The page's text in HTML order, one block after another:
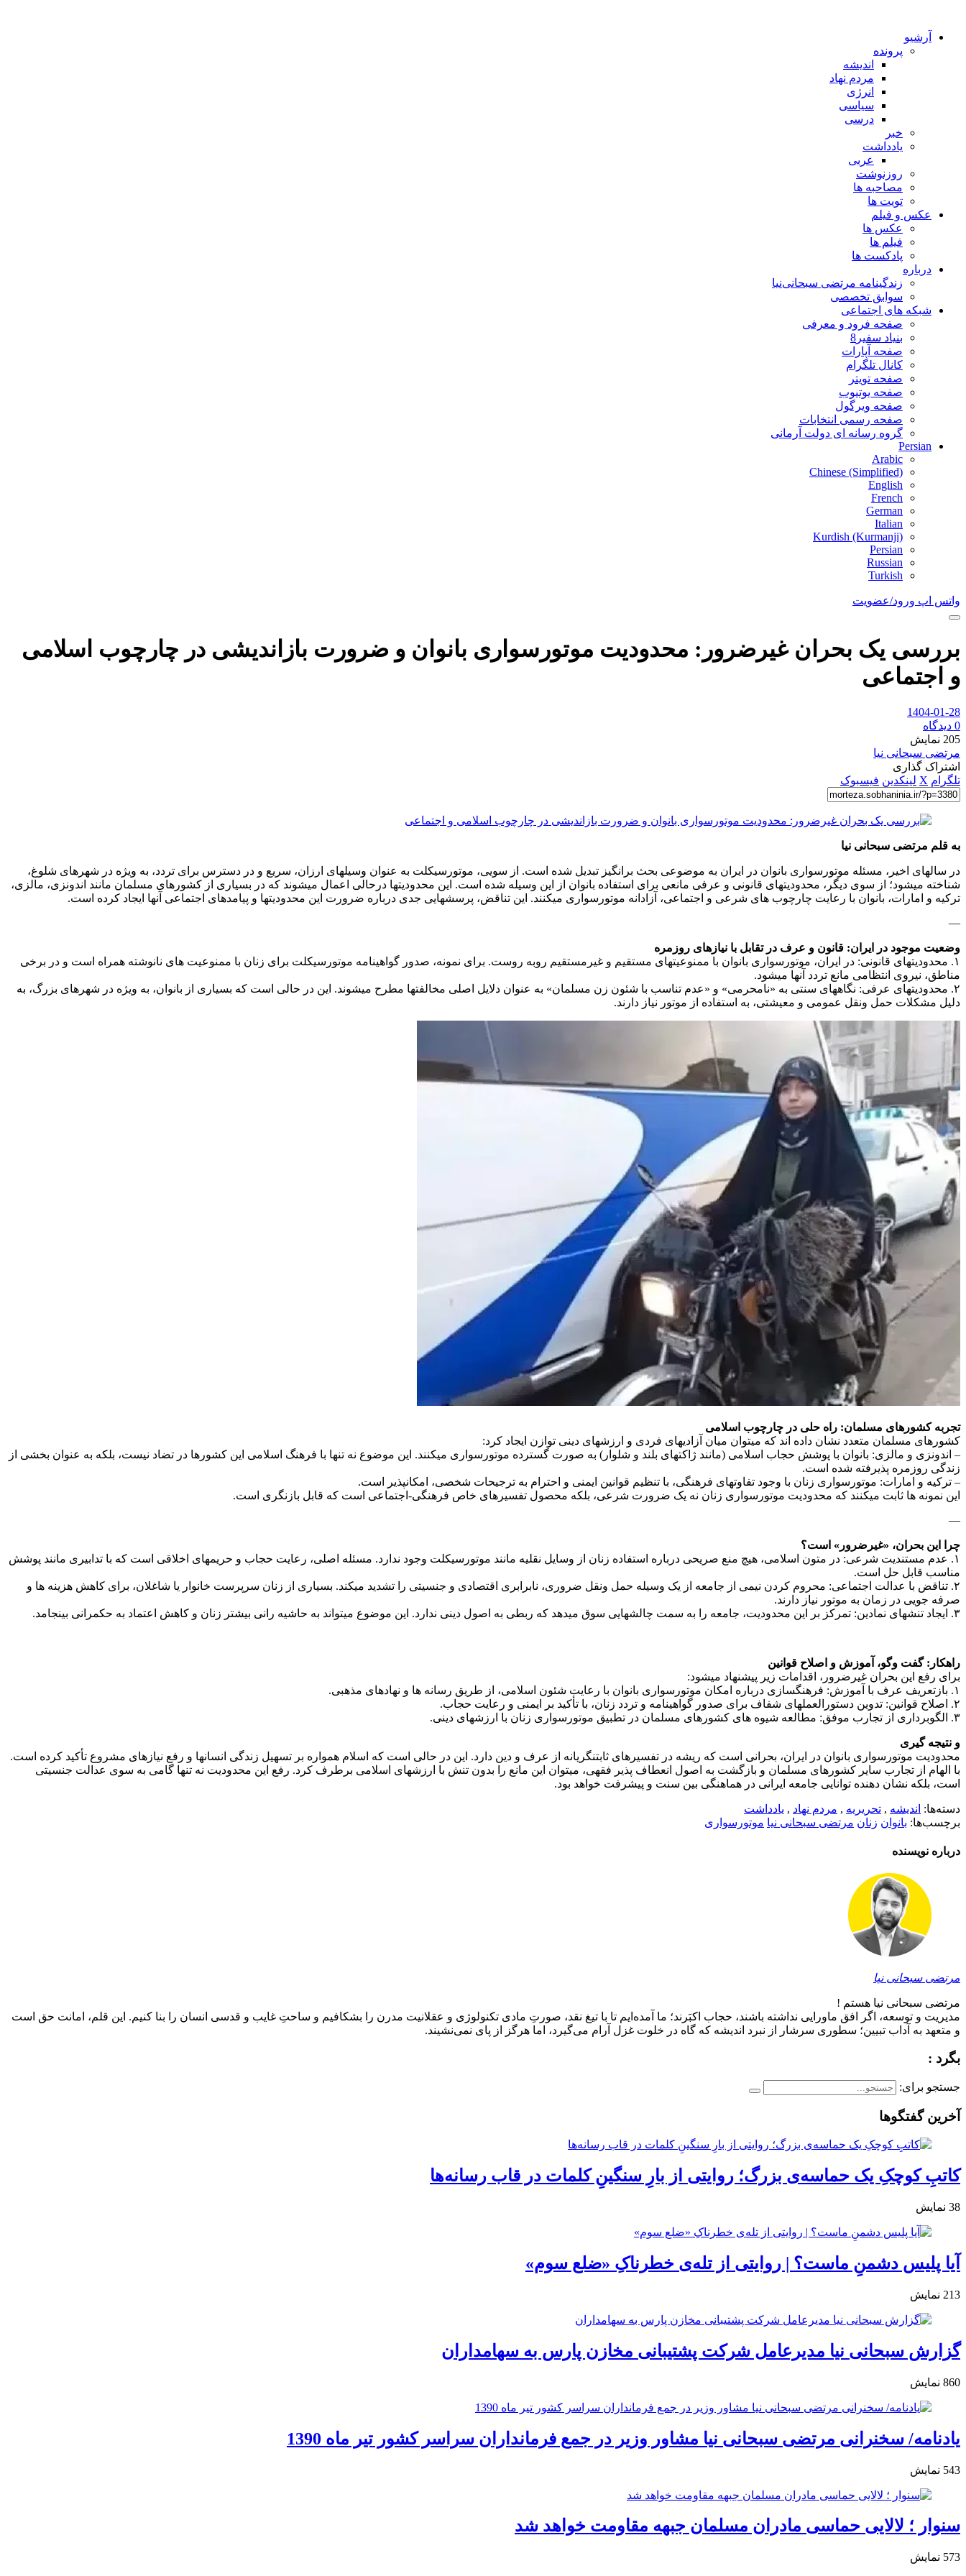
آرشیو
پرونده
اندیشه
مردم نهاد
انرژی
سیاسی
درسی
خبر
یادداشت
عربی
روزنوشت
مصاحبه ها
تویت ها
عکس و فیلم
عکس ها
فیلم ها
پادکست ها
درباره
زندگینامه مرتضی سبحانی‌نیا
سوابق تخصصی
شبکه های اجتماعی
صفحه فرود و معرفی
بنیاد سفیر8
صفحه آپارات
کانال تلگرام
صفحه تویتر
صفحه یوتیوب
صفحه ویرگول
صفحه رسمی انتخابات
گروه رسانه ای دولت آرمانی
Persian
Arabic
Chinese (Simplified)
English
French
German
Italian
Kurdish (Kurmanji)
Persian
Russian
Turkish
واتس اپ ورود/عضویت
بررسی یک بحران غیرضرور: محدودیت موتورسواری بانوان و ضرورت بازاندیشی در چارچوب اسلامی
و اجتماعی
1404-01-28
0 دیدگاه
205 نمایش
مرتضی سبحانی نیا
اشتراک گذاری
تلگرام X لینکدین فیسبوک
به قلم مرتضی سبحانی نیا
در سالهای اخیر، مسئله موتورسواری بانوان در ایران به موضوعی بحث برانگیز تبدیل شده است. از سویی، موتورسیکلت به عنوان وسیلهای ارزان، سریع و در دسترس برای تردد، به ویژه در شهرهای شلوغ،
شناخته میشود؛ از سوی دیگر، محدودیتهای قانونی و عرفی مانعی برای استفاده بانوان از این وسیله شده است. این محدودیتها درحالی اعمال میشوند که در بسیاری از کشورهای مسلمان مانند اندونزی، مالزی،
ترکیه و امارات، بانوان با رعایت چارچوب های شرعی و اجتماعی، آزادانه موتورسواری میکنند. این تناقض، پرسشهایی جدی درباره ضرورت این محدودیتها و پیامدهای اجتماعی آنها ایجاد کرده است.
—
وضعیت موجود در ایران: قانون و عرف در تقابل با نیازهای روزمره
۱. محدودیتهای قانونی: در ایران، موتورسواری بانوان با ممنوعیتهای مستقیم و غیرمستقیم روبه روست. برای نمونه، صدور گواهینامه موتورسیکلت برای زنان با ممنوعیت های نانوشته همراه است و در برخی
مناطق، نیروی انتظامی مانع تردد آنها میشود.
۲. محدودیتهای عرفی: نگاههای سنتی به «نامحرمی» و «عدم تناسب با شئون زن مسلمان» به عنوان دلایل اصلی مخالفتها مطرح میشوند. این در حالی است که بسیاری از بانوان، به ویژه در شهرهای بزرگ، به
دلیل مشکلات حمل ونقل عمومی و معیشتی، به استفاده از موتور نیاز دارند.
تجربه کشورهای مسلمان: راه حلی در چارچوب اسلامی
کشورهای مسلمان متعدد نشان داده اند که میتوان میان آزادیهای فردی و ارزشهای دینی توازن ایجاد کرد:
– اندونزی و مالزی: بانوان با پوشش حجاب اسلامی (مانند ژاکتهای بلند و شلوار) به صورت گسترده موتورسواری میکنند. این موضوع نه تنها با فرهنگ اسلامی این کشورها در تضاد نیست، بلکه به عنوان بخشی از
زندگی روزمره پذیرفته شده است.
– ترکیه و امارات: موتورسواری زنان با وجود تفاوتهای فرهنگی، با تنظیم قوانین ایمنی و احترام به ترجیحات شخصی، امکانپذیر است.
این نمونه ها ثابت میکنند که محدودیت موتورسواری زنان نه یک ضرورت شرعی، بلکه محصول تفسیرهای خاص فرهنگی-اجتماعی است که قابل بازنگری است.
—
چرا این بحران، «غیرضرور» است؟
۱. عدم مستندیت شرعی: در متون اسلامی، هیچ منع صریحی درباره استفاده زنان از وسایل نقلیه مانند موتورسیکلت وجود ندارد. مسئله اصلی، رعایت حجاب و حریمهای اخلاقی است که با تدابیری مانند پوشش
مناسب قابل حل است.
۲. تناقض با عدالت اجتماعی: محروم کردن نیمی از جامعه از یک وسیله حمل ونقل ضروری، نابرابری اقتصادی و جنسیتی را تشدید میکند. بسیاری از زنان سرپرست خانوار یا شاغلان، برای کاهش هزینه ها و
صرفه جویی در زمان به موتور نیاز دارند.
۳. ایجاد تنشهای نمادین: تمرکز بر این محدودیت، جامعه را به سمت چالشهایی سوق میدهد که ربطی به اصول دینی ندارد. این موضوع میتواند به حاشیه رانی بیشتر زنان و کاهش اعتماد به حکمرانی بینجامد.
راهکار: گفت وگو، آموزش و اصلاح قوانین
برای رفع این بحران غیرضرور، اقدامات زیر پیشنهاد میشود:
۱. بازتعریف عرف با آموزش: فرهنگسازی درباره امکان موتورسواری بانوان با رعایت شئون اسلامی، از طریق رسانه ها و نهادهای مذهبی.
۲. اصلاح قوانین: تدوین دستورالعملهای شفاف برای صدور گواهینامه و تردد زنان، با تأکید بر ایمنی و رعایت حجاب.
۳. الگوبرداری از تجارب موفق: مطالعه شیوه های کشورهای مسلمان در تطبیق موتورسواری زنان با ارزشهای دینی.
و نتیجه گیری
محدودیت موتورسواری بانوان در ایران، بحرانی است که ریشه در تفسیرهای ثابتنگریانه از عرف و دین دارد. این در حالی است که اسلام همواره بر تسهیل زندگی انسانها و رفع نیازهای مشروع تأکید کرده است.
با الهام از تجارب سایر کشورهای مسلمان و بازگشت به اصول انعطاف پذیر فقهی، میتوان این مانع را بدون تنش با ارزشهای اسلامی برطرف کرد. رفع این محدودیت نه تنها گامی به سوی عدالت جنسیتی
است، بلکه نشان دهنده توانایی جامعه ایرانی در هماهنگی بین سنت و پیشرفت خواهد بود.
دسته‌ها: اندیشه , تحریریه , مردم نهاد , یادداشت
برچسب‌ها: بانوان زنان مرتضی سبحانی نیا موتورسواری
درباره نویسنده
مرتضی سبحانی نیا
مرتضی سبحانی نیا هستم !
مدیریت و توسعه، اگر افق ماورایی نداشته باشند، حجاب اکبَرند؛ ما آمده‌ایم تا با تیغ نقد، صورتِ مادی تکنولوژی و عقلانیت مدرن را بشکافیم و ساحتِ غایب و قدسی انسان را بنا کنیم. این قلم، امانت حق است
و متعهد به آداب تبیین؛ سطوری سرشار از نبرد اندیشه که گاه در خلوت غزل آرام می‌گیرد، اما هرگز از پای نمی‌نشیند.
بگرد :
جستجو برای:
آخرین گفتگوها
کاتبِ کوچکِ یک حماسه‌ی بزرگ؛ روایتی از بارِ سنگینِ کلمات در قاب رسانه‌ها
38 نمایش
آیا پلیس دشمنِ ماست؟ | روایتی از تله‌ی خطرناکِ «ضلع سوم»
213 نمایش
گزارش سبحانی نیا مدیرعامل شرکت پشتیبانی مخازن پارس به سهامداران
860 نمایش
یادنامه/ سخنرانی مرتضی سبحانی نیا مشاور وزیر در جمع فرمانداران سراسر کشور تیر ماه 1390
543 نمایش
سنوار ؛ لالایی حماسی مادران مسلمان جبهه مقاومت خواهد شد
573 نمایش